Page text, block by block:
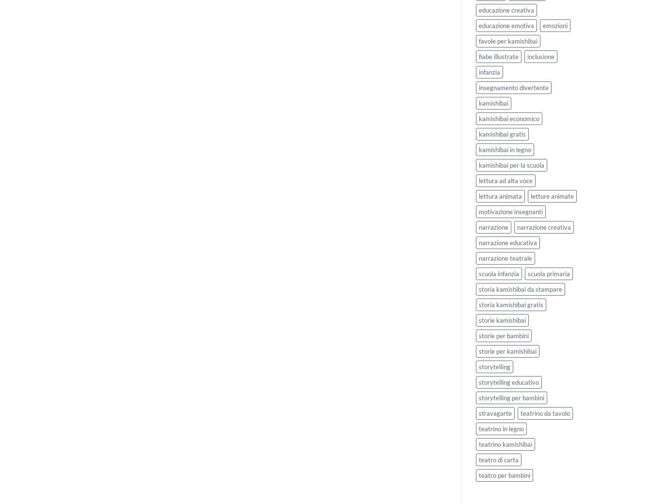
educazione creativa
educazione emotiva
emozioni
favole per kamishibai
fiabe illustrate
inclusione
infanzia
insegnamento divertente
kamishibai
kamishibai economico
kamishibai gratis
kamishibai in legno
kamishibai per la scuola
lettura ad alta voce
lettura animata
letture animate
motivazione insegnanti
narrazione
narrazione creativa
narrazione educativa
narrazione teatrale
scuola infanzia
scuola primaria
storia kamishibai da stampare
storia kamishibai gratis
storie kamishibai
storie per bambini
storie per kamishibai
storytelling
storytelling educativo
storytelling per bambini
stravagarte
teatrino da tavolo
teatrino in legno
teatrino kamishibai
teatro di carta
teatro per bambini